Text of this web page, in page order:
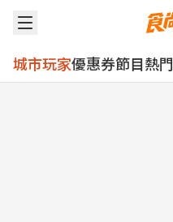
城市玩家優惠券節目熱門